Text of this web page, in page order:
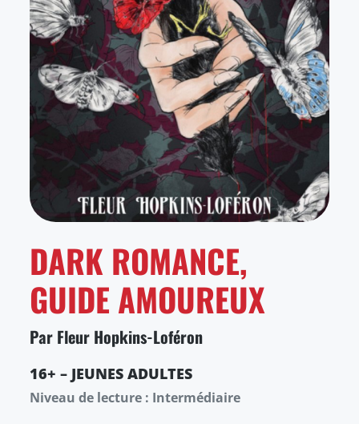
DARK ROMANCE,
GUIDE AMOUREUX
Par Fleur Hopkins-Loféron
16+ – JEUNES ADULTES
Niveau de lecture : Intermédiaire